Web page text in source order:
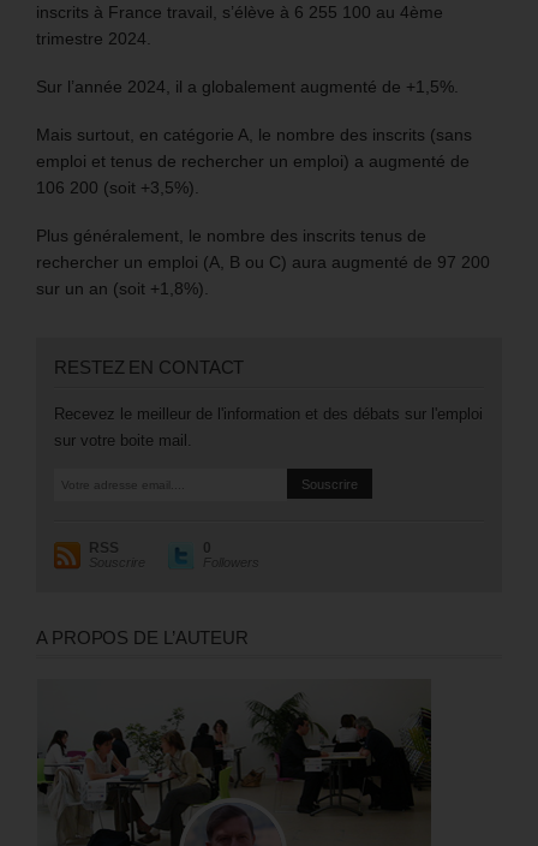
inscrits à France travail, s’élève à 6 255 100 au 4ème
trimestre 2024.
Sur l’année 2024, il a globalement augmenté de +1,5%.
Mais surtout, en catégorie A, le nombre des inscrits (sans
emploi et tenus de rechercher un emploi) a augmenté de
106 200 (soit +3,5%).
Plus généralement, le nombre des inscrits tenus de
rechercher un emploi (A, B ou C) aura augmenté de 97 200
sur un an (soit +1,8%).
RESTEZ EN CONTACT
Recevez le meilleur de l'information et des débats sur l'emploi
sur votre boite mail.
RSS
Souscrire
0
Followers
A PROPOS DE L’AUTEUR